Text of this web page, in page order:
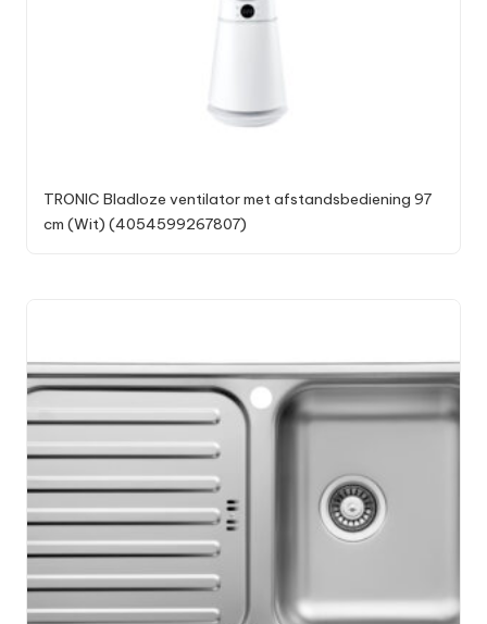
TRONIC Bladloze ventilator met afstandsbediening 97
cm (Wit) (4054599267807)